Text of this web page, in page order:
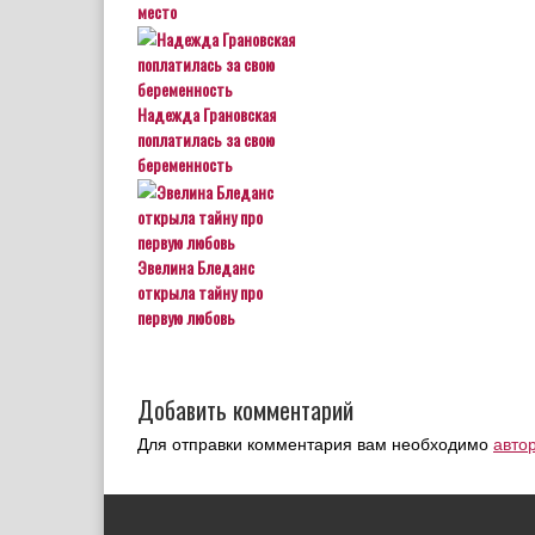
место
Надежда Грановская
поплатилась за свою
беременность
Эвелина Бледанс
открыла тайну про
первую любовь
Добавить комментарий
Для отправки комментария вам необходимо